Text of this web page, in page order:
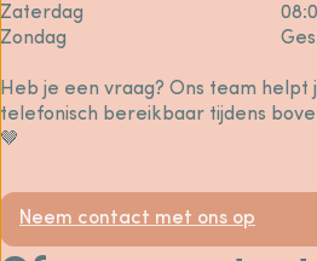
Zaterdag
Zondag
Heb je een vraag? Ons team helpt
telefonisch bereikbaar tijdens
🤎
Neem contact met ons op